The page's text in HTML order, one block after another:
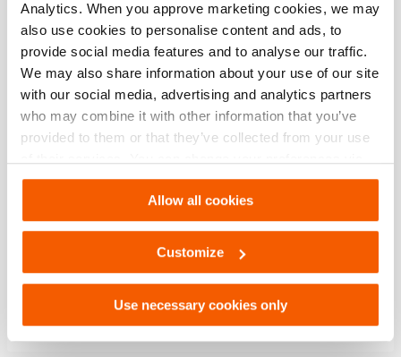
Analytics. When you approve marketing cookies, we may
also use cookies to personalise content and ads, to
provide social media features and to analyse our traffic.
We may also share information about your use of our site
with our social media, advertising and analytics partners
who may combine it with other information that you’ve
provided to them or that they’ve collected from your use
Settings. See ourcookiestatement.
Allow all cookies
Customize
Use necessary cookies only
Tubo prolongador TRE05
Quantidade:1
Veja os detalhes
Apoio para macaco HRS 22
Veja os detalhes
Quantidade:4
Veja os detalhes